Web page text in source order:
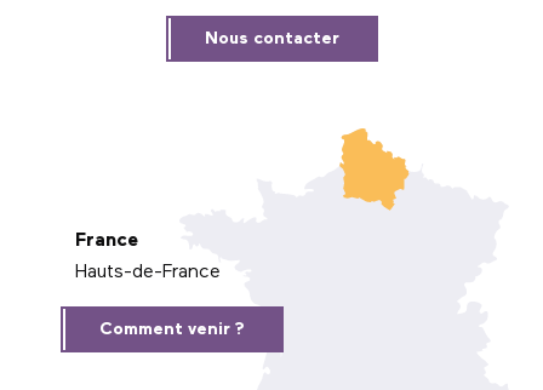
Nous contacter
France
Hauts-de-France
Comment venir ?